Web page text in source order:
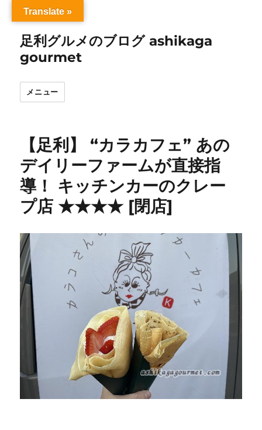
足利グルメのブログ ashikaga
gourmet
メニュー
【足利】 “カラカフェ” あの
デイリーファームが直接指
導！ キッチンカーのクレー
プ店 ★★★★ [閉店]
Translate »